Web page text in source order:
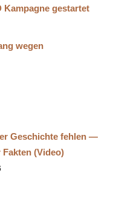
Kampagne gestartet
wegen
Geschichte fehlen —
(Video)